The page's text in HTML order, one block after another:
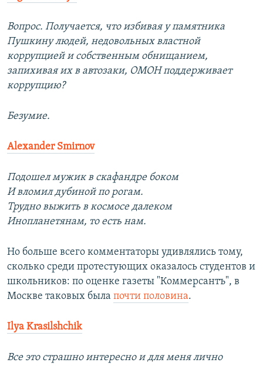
Вопрос. Получается, что избивая у памятника
Пушкину людей, недовольных властной
коррупцией и собственным обнищанием,
запихивая их в автозаки, ОМОН поддерживает
коррупцию?
Безумие.
Alexander Smirnov
Подошел мужик в скафандре боком
И вломил дубиной по рогам.
Трудно выжить в космосе далеком
Инопланетянам, то есть нам.
Но больше всего комментаторы удивлялись тому,
сколько среди протестующих оказалось студентов и
школьников: по оценке газеты "Коммерсантъ", в
Москве таковых была почти половина.
Ilya Krasilshchik
Все это страшно интересно и для меня лично